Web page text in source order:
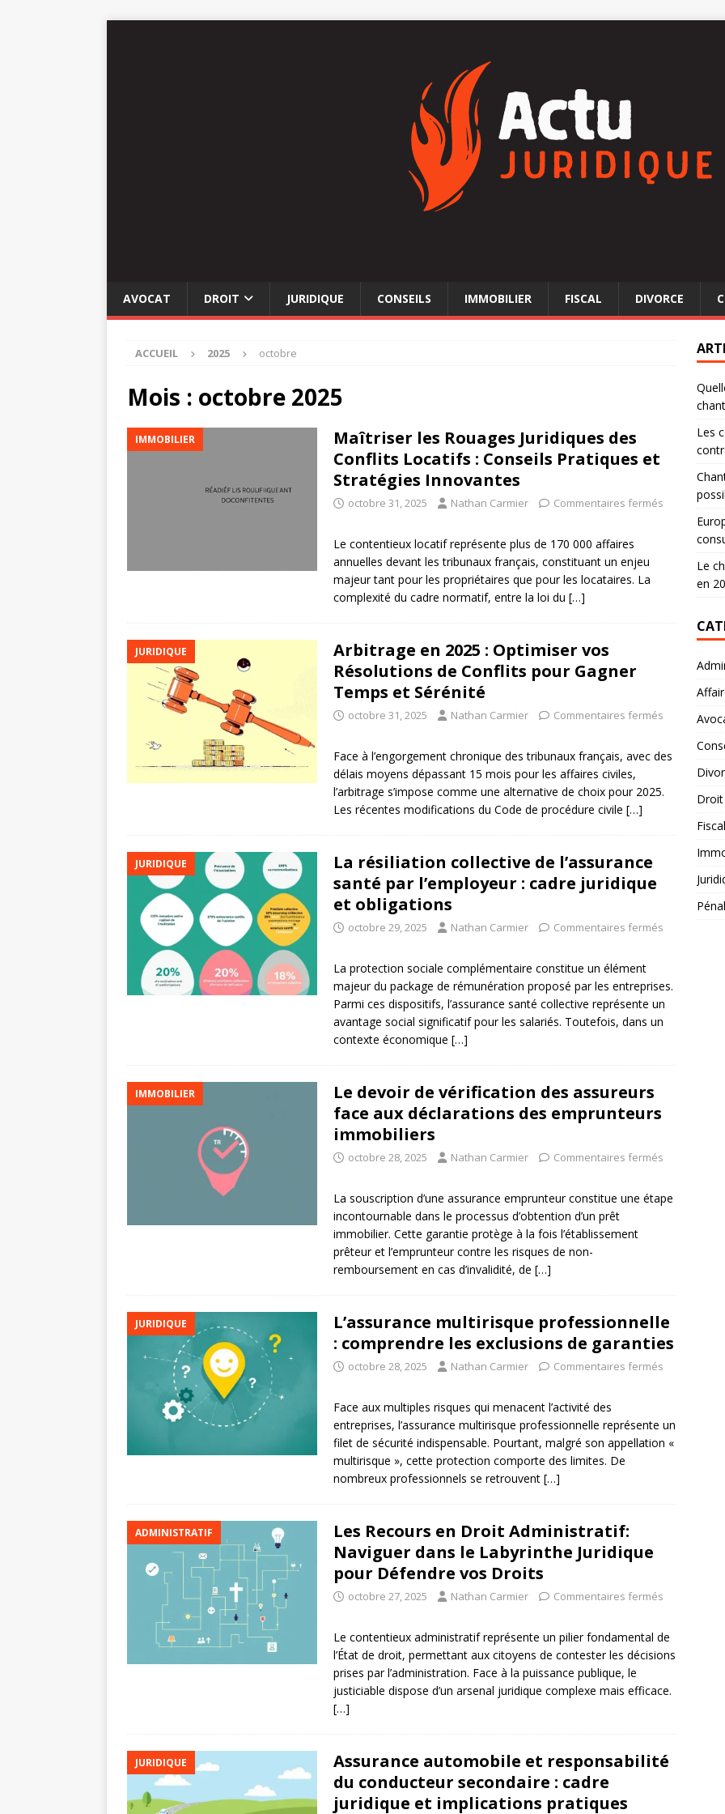
AVOCAT DROIT JURIDIQUE CONSEILS IMMOBILIER FISCAL DIVORCE
ACCUEIL 2025 octobre
Mois : octobre 2025
IMMOBILIER
Maîtriser les Rouages Juridiques des
Conflits Locatifs : Conseils Pratiques et
Stratégies Innovantes
octobre 31, 2025 Nathan Carmier Commentaires fermés
Le contentieux locatif représente plus de 170 000 affaires
annuelles devant les tribunaux français, constituant un enjeu
majeur tant pour les propriétaires que pour les locataires. La
complexité du cadre normatif, entre la loi du […]
JURIDIQUE
Arbitrage en 2025 : Optimiser vos
Résolutions de Conflits pour Gagner
Temps et Sérénité
octobre 31, 2025 Nathan Carmier Commentaires fermés
Face à l’engorgement chronique des tribunaux français, avec des
délais moyens dépassant 15 mois pour les affaires civiles,
l’arbitrage s’impose comme une alternative de choix pour 2025.
Les récentes modifications du Code de procédure civile […]
JURIDIQUE
La résiliation collective de l’assurance
santé par l’employeur : cadre juridique
et obligations
octobre 29, 2025 Nathan Carmier Commentaires fermés
La protection sociale complémentaire constitue un élément
majeur du package de rémunération proposé par les entreprises.
Parmi ces dispositifs, l’assurance santé collective représente un
avantage social significatif pour les salariés. Toutefois, dans un
contexte économique […]
IMMOBILIER
Le devoir de vérification des assureurs
face aux déclarations des emprunteurs
immobiliers
octobre 28, 2025 Nathan Carmier Commentaires fermés
La souscription d’une assurance emprunteur constitue une étape
incontournable dans le processus d’obtention d’un prêt
immobilier. Cette garantie protège à la fois l’établissement
prêteur et l’emprunteur contre les risques de non-
remboursement en cas d’invalidité, de […]
JURIDIQUE
L’assurance multirisque professionnelle
: comprendre les exclusions de garanties
octobre 28, 2025 Nathan Carmier Commentaires fermés
Face aux multiples risques qui menacent l’activité des
entreprises, l’assurance multirisque professionnelle représente un
filet de sécurité indispensable. Pourtant, malgré son appellation «
multirisque », cette protection comporte des limites. De
nombreux professionnels se retrouvent […]
ADMINISTRATIF
Les Recours en Droit Administratif:
Naviguer dans le Labyrinthe Juridique
pour Défendre vos Droits
octobre 27, 2025 Nathan Carmier Commentaires fermés
Le contentieux administratif représente un pilier fondamental de
l’État de droit, permettant aux citoyens de contester les décisions
prises par l’administration. Face à la puissance publique, le
justiciable dispose d’un arsenal juridique complexe mais efficace.
[…]
JURIDIQUE
Assurance automobile et responsabilité
du conducteur secondaire : cadre
juridique et implications pratiques
Les
Le
en
Droit
Fiscal
Pénal